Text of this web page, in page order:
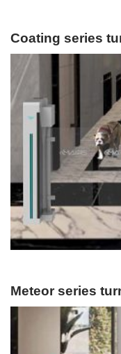
Coating series
Meteor series